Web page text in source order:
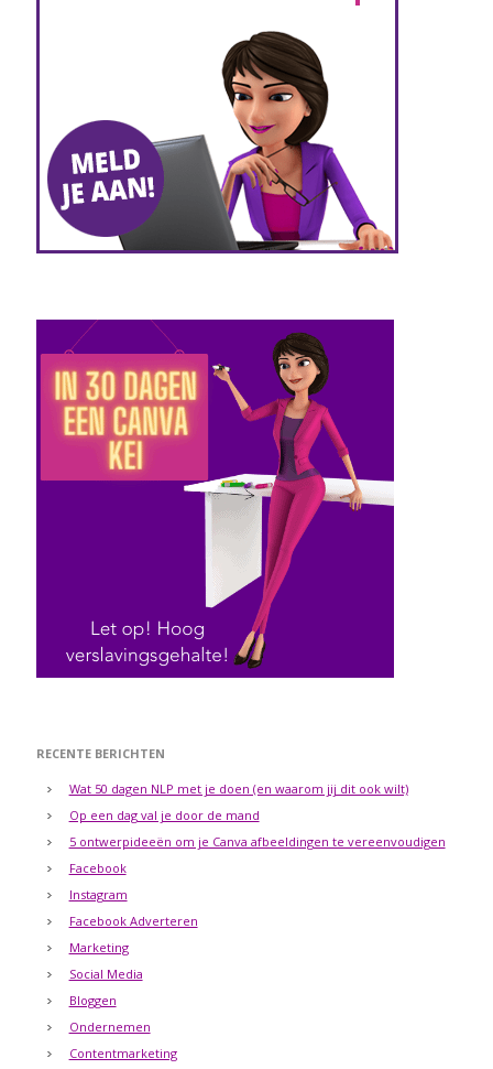
RECENTE BERICHTEN
Wat 50 dagen NLP met je doen (en waarom jij dit ook wilt)
Op een dag val je door de mand
5 ontwerpideeën om je Canva afbeeldingen te vereenvoudigen
Facebook
Instagram
Facebook Adverteren
Marketing
Social Media
Bloggen
Ondernemen
Contentmarketing